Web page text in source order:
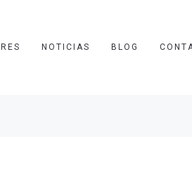
NOTICIAS BLOG